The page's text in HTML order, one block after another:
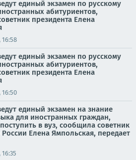
единый экзамен по русскому
абитуриентов,
президента Елена
16:58
единый экзамен по русскому
абитуриентов,
президента Елена
16:50
единый экзамен на знание
для иностранных граждан,
в вуз, сообщила советник
России Елена Ямпольская, передает